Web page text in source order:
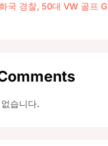
국 경찰, 50대 VW 골프
습니다.